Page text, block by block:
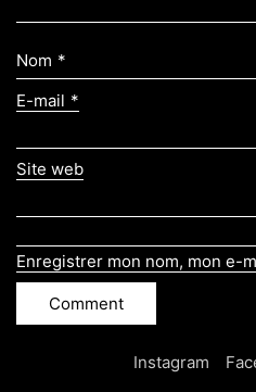
Nom *
E-mail *
Site web
Enregistrer mon nom, mon e-
Instagram